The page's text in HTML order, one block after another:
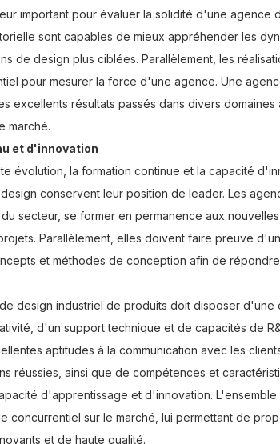
important pour évaluer la solidité d'une agence
sont capables de mieux appréhender les
de design plus ciblées. Parallèlement, les
pour mesurer la force d'une agence. Une
excellents résultats passés dans divers
marché.
et d'innovation
évolution, la formation continue et la capacité
conservent leur position de leader. Les
secteur, se former en permanence aux
Parallèlement, elles doivent faire preuve
et méthodes de conception afin de
design industriel de produits doit disposer
d'un support technique et de capacités de
aptitudes à la communication avec les
réussies, ainsi que de compétences et
d'apprentissage et d'innovation.
concurrentiel sur le marché, lui permettant de
et de haute qualité.